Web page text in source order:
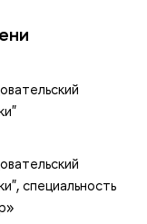
специальность